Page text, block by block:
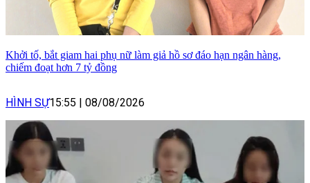
Khởi tố, bắt giam hai phụ nữ làm giả hồ sơ đáo hạn ngân hàng,
chiếm đoạt hơn 7 tỷ đồng
HÌNH SỰ15:55 08/08/2026